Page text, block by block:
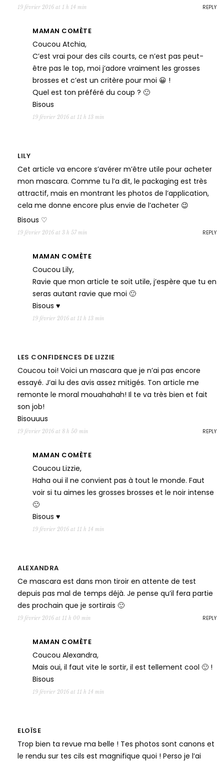
19 février 2016 at 1 h 14 min REPLY
MAMAN COMÈTE
Coucou Atchia,
C’est vrai pour des cils courts, ce n’est pas peut-
être pas le top, moi j’adore vraiment les grosses
brosses et c’est un critère pour moi 😀 !
Quel est ton préféré du coup ? 🙂
Bisous
19 février 2016 at 11 h 13 min
LILY
Cet article va encore s’avérer m’être utile pour acheter
mon mascara. Comme tu l’a dit, le packaging est très
attractif, mais en montrant les photos de l’application,
cela me donne encore plus envie de l’acheter 😉
Bisous ♡
19 février 2016 at 3 h 57 min REPLY
MAMAN COMÈTE
Coucou Lily,
Ravie que mon article te soit utile, j’espère que tu en
seras autant ravie que moi 🙂
Bisous ♥
19 février 2016 at 11 h 13 min
LES CONFIDENCES DE LIZZIE
Coucou toi! Voici un mascara que je n’ai pas encore
essayé. J’ai lu des avis assez mitigés. Ton article me
remonte le moral mouahahah! Il te va très bien et fait
son job!
Bisouuus
19 février 2016 at 8 h 50 min REPLY
MAMAN COMÈTE
Coucou Lizzie,
Haha oui il ne convient pas à tout le monde. Faut
voir si tu aimes les grosses brosses et le noir intense
🙂
Bisous ♥
19 février 2016 at 11 h 14 min
ALEXANDRA
Ce mascara est dans mon tiroir en attente de test
depuis pas mal de temps déjà. Je pense qu’il fera partie
des prochain que je sortirais 🙂
19 février 2016 at 11 h 00 min REPLY
MAMAN COMÈTE
Coucou Alexandra,
Mais oui, il faut vite le sortir, il est tellement cool 🙂 !
Bisous
19 février 2016 at 11 h 14 min
ELOÏSE
Trop bien ta revue ma belle ! Tes photos sont canons et
le rendu sur tes cils est magnifique quoi ! Perso je l’ai